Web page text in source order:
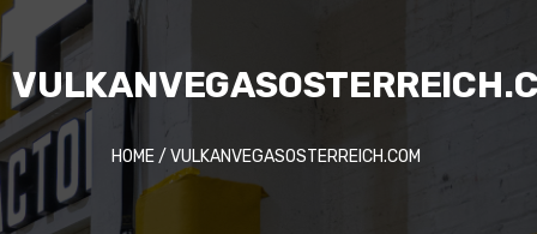
HOME/ VULKANVEGASOSTERREICH.COM